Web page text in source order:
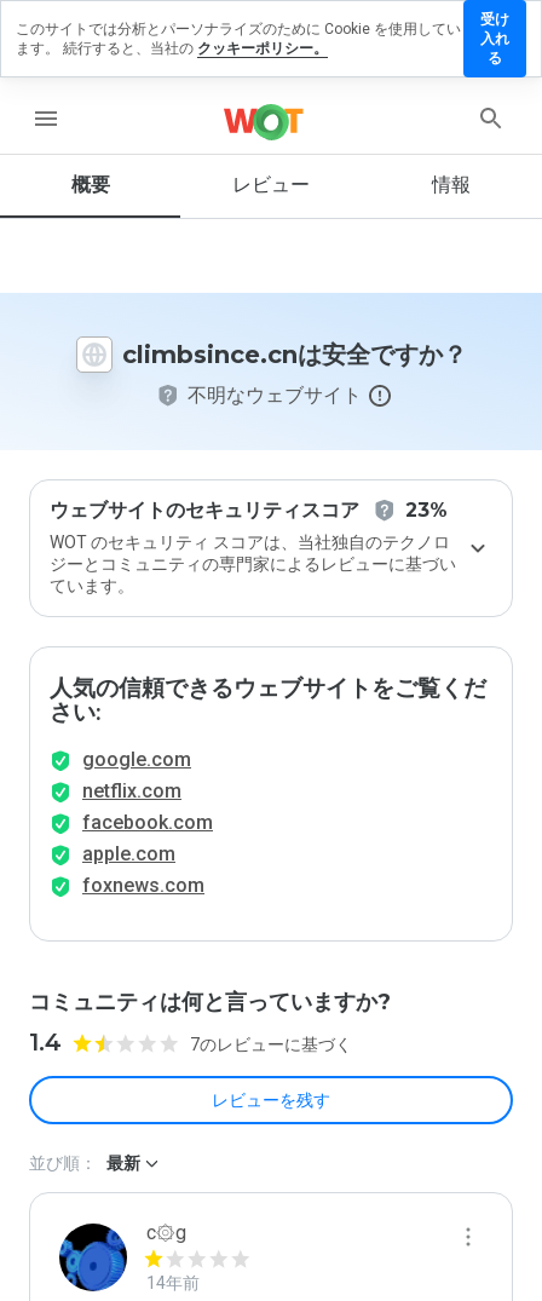
menu
概要 レビュー 情報
climbsince.cnは安全ですか？
不明なウェブサイト
ウェブサイトのセキュリティスコア 23%
WOT のセキュリティ スコアは、当社独自のテクノロ
ジーとコミュニティの専門家によるレビューに基づい
ています。
人気の信頼できるウェブサイトをご覧くだ
さい:
google.com
netflix.com
facebook.com
apple.com
foxnews.com
コミュニティは何と言っていますか?
1.4 7のレビューに基づく
レビューを残す
ビュー
す
この
イト
価し
ます
か？
並び順： 最新
c۞g
14年前
このサイトでは分析とパーソナライズのために Cookie を使用してい
ます。 続行すると、当社の クッキーポリシー。
受け
入れ
る